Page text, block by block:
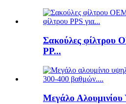
Σακούλες φίλτρου
PP...
Μεγάλο